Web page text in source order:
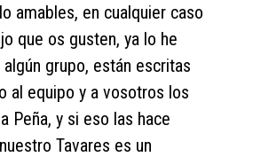
amables, en cualquier caso
que os gusten, ya lo he
grupo, están escritas
al equipo y a vosotros los
Peña, y si eso las hace
Tavares es un